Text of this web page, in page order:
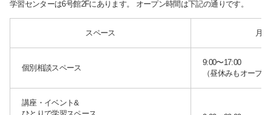
学習センターは6号館2Fにあります。 オープン時間は下記の通りです。
スペース 月
個別相談スペース
9:00〜17:00
（昼休みもオープ
講座・イベント&